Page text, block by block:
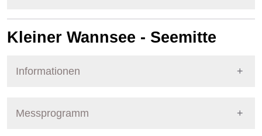
Kleiner Wannsee - Seemitte
Informationen
Nummer
Messprogramm